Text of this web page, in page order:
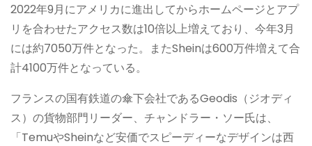
2022年9月にアメリカに進出してからホームページとアプ
リを合わせたアクセス数は10倍以上増えており、今年3月
には約7050万件となった。またSheinは600万件増えて合
計4100万件となっている。
フランスの国有鉄道の傘下会社であるGeodis（ジオディ
ス）の貨物部門リーダー、チャンドラー・ソー氏は、
「TemuやSheinなど安価でスピーディーなデザインは西